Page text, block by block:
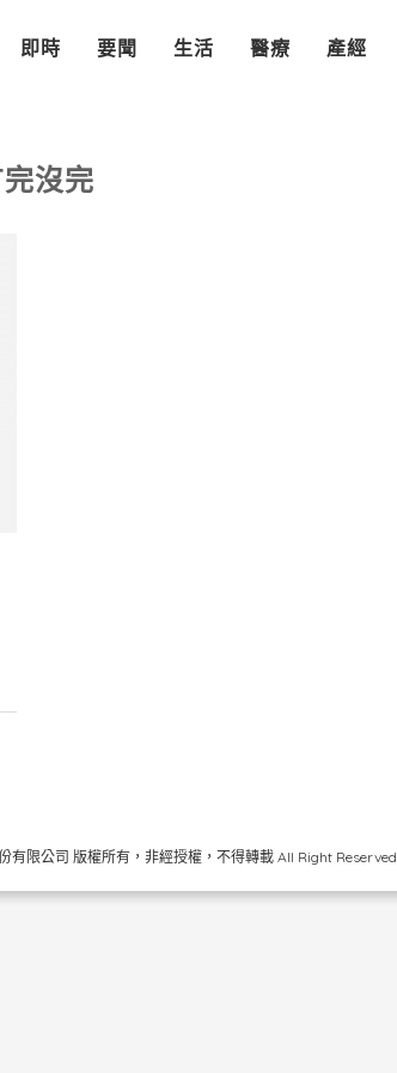
即時 要聞 生活 醫療 產經
沒完
有限公司 版權所有，非經授權，不得轉載 All Right Reserved.